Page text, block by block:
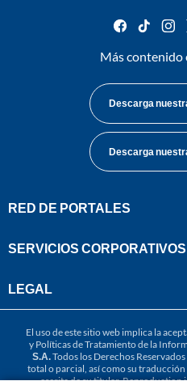
facebook
tiktok
Más contenido
Descarga
Descarga
RED DE PORTALES
SERVICIOS CORPORATIVOS
LEGAL
El uso de este sitio web implica la
y Políticas de Tratamiento de la
S.A.Todos los Derechos
total o parcial, así como su